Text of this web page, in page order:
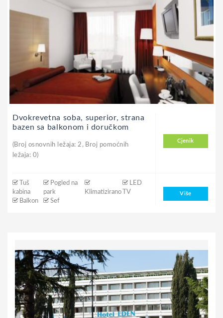
Dvokrevetna soba, superior, strana
bazen sa balkonom i doručkom
(Broj osnovnih ležaja: 2, Broj pomoćnih
ležaja: 0)
Cjenik
Tuš
kabina
Pogled na
park
Klimatizirano
LED
TV
Balkon
Sef
Više